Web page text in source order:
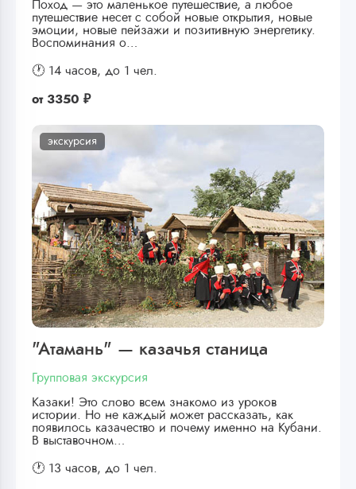
Поход — это маленькое путешествие, а любое
путешествие несет с собой новые открытия, новые
эмоции, новые пейзажи и позитивную энергетику.
Воспоминания о…
🕐 14 часов, до 1 чел.
от 3350 ₽
экскурсия
"Атамань" — казачья станица
Групповая экскурсия
Казаки! Это слово всем знакомо из уроков
истории. Но не каждый может рассказать, как
появилось казачество и почему именно на Кубани.
В выставочном…
🕐 13 часов, до 1 чел.